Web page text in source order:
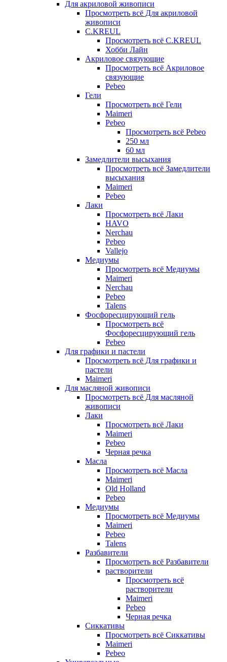
Для акриловой живописи
Просмотреть всё Для акриловой
живописи
C.KREUL
Просмотреть всё C.KREUL
Хобби Лайн
Акриловое связующие
Просмотреть всё Акриловое
связующие
Pebeo
Гели
Просмотреть всё Гели
Maimeri
Pebeo
Просмотреть всё Pebeo
250 мл
60 мл
Замедлители высыхания
Просмотреть всё Замедлители
высыхания
Maimeri
Pebeo
Лаки
Просмотреть всё Лаки
HAVO
Nerchau
Pebeo
Vallejo
Медиумы
Просмотреть всё Медиумы
Maimeri
Nerchau
Pebeo
Talens
Фосфоресцирующий гель
Просмотреть всё
Фосфоресцирующий гель
Pebeo
Для графики и пастели
Просмотреть всё Для графики и
пастели
Maimeri
Для масляной живописи
Просмотреть всё Для масляной
живописи
Лаки
Просмотреть всё Лаки
Maimeri
Pebeo
Черная речка
Масла
Просмотреть всё Масла
Maimeri
Old Holland
Pebeo
Медиумы
Просмотреть всё Медиумы
Maimeri
Pebeo
Talens
Разбавители
Просмотреть всё Разбавители
растворители
Просмотреть всё
растворители
Maimeri
Pebeo
Черная речка
Сиккативы
Просмотреть всё Сиккативы
Maimeri
Pebeo